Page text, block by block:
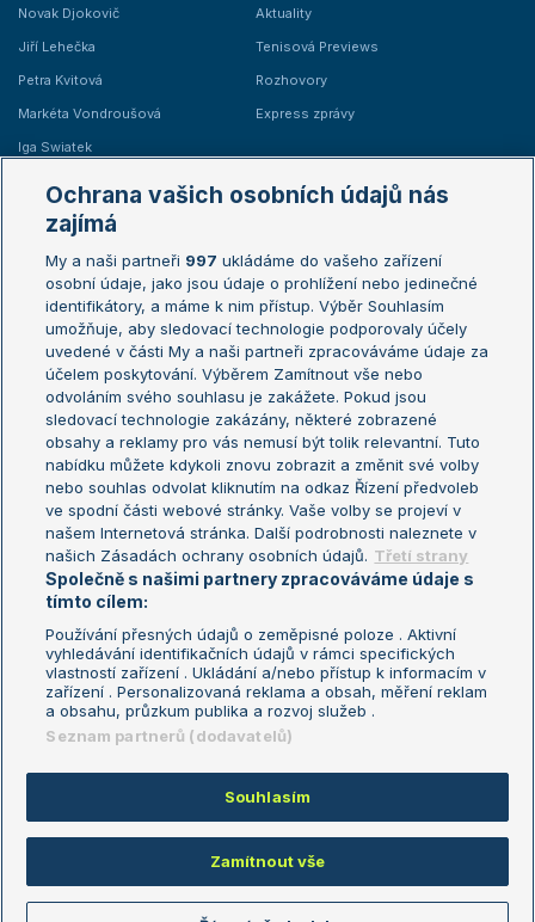
Novak Djokovič
Jiří Lehečka
Petra Kvitová
Markéta Vondroušová
Iga Swiatek
Aktuality
Tenisová Previews
Rozhovory
Express zprávy
Žebříčky
Žebříček ATP (muži)
Žebříček WTA (ženy)
Sázkařský žebříček
Australian Open
French Open
Wimbledon
US Open
Turnaj mistrů
Turnaj mistryň
Aktualní trendy
Fotbalové přestupy
Livesport Daily
LS Prague Open
Podmínky užití
Nastavení soukromí
GDPR a žurnalistika
Reklama
Kontakt
Informace o zpracování osobních
údajů
Copyright © 2008-2026 TenisPortal.cz. Využíváme zpravodajství ČTK.
Ochrana vašich osobních údajů nás
zajímá
My a naši partneři 997 ukládáme do vašeho zařízení
osobní údaje, jako jsou údaje o prohlížení nebo jedinečné
identifikátory, a máme k nim přístup. Výběr Souhlasím
umožňuje, aby sledovací technologie podporovaly účely
uvedené v části My a naši partneři zpracováváme údaje za
účelem poskytování. Výběrem Zamítnout vše nebo
odvoláním svého souhlasu je zakážete. Pokud jsou
sledovací technologie zakázány, některé zobrazené
obsahy a reklamy pro vás nemusí být tolik relevantní. Tuto
nabídku můžete kdykoli znovu zobrazit a změnit své volby
nebo souhlas odvolat kliknutím na odkaz Řízení předvoleb
ve spodní části webové stránky. Vaše volby se projeví v
našem Internetová stránka. Další podrobnosti naleznete v
našich Zásadách ochrany osobních údajů. Třetí strany
Společně s našimi partnery zpracováváme údaje s
tímto cílem:
Používání přesných údajů o zeměpisné poloze . Aktivní
vyhledávání identifikačních údajů v rámci specifických
vlastností zařízení . Ukládání a/nebo přístup k informacím v
zařízení . Personalizovaná reklama a obsah, měření reklam
a obsahu, průzkum publika a rozvoj služeb .
Seznam partnerů (dodavatelů)
Souhlasím
Zamítnout vše